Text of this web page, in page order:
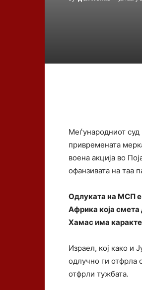
Меѓународниот
привремената
воена акција во
офанзивата на таа
Одлуката на МСП е
Африка која
Хамас има
Израел, кој како и
одлучно ги отфрла
отфрли тужбата.